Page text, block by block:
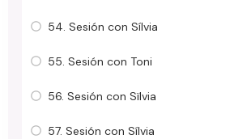
54. Sesión con Sílvia
55. Sesión con Toni
56. Sesión con Sïlvia
57. Sesión con Sílvia